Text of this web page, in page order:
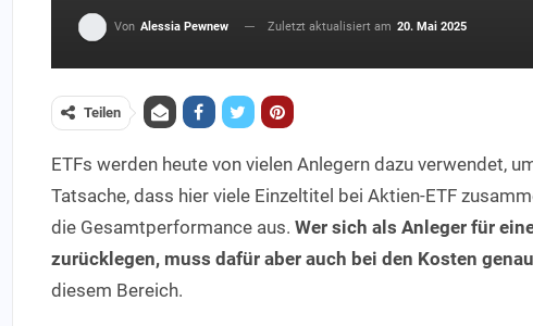
Von Alessia Pewnew Zuletzt aktualisiert am 20. Mai 2025
Teilen
ETFs werden heute von vielen Anlegern dazu verwendet,
Tatsache, dass hier viele Einzeltitel bei Aktien-ETF
die Gesamtperformance aus. Wer sich als Anleger für
zurücklegen, muss dafür aber auch bei den Kosten
diesem Bereich.